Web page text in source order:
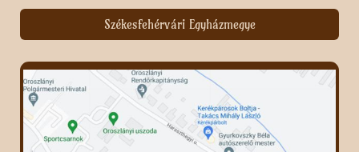
Székesfehérvári Egyházmegye